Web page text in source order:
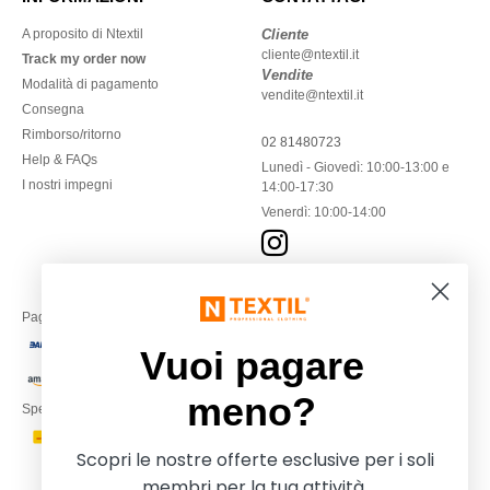
A proposito di Ntextil
Track my order now
Modalità di pagamento
Consegna
Rimborso/ritorno
Help & FAQs
I nostri impegni
Cliente
cliente@ntextil.it
Vendite
vendite@ntextil.it
02 81480723
Lunedì - Giovedì: 10:00-13:00 e
14:00-17:30
Venerdì: 10:00-14:00
Paga con
Spediamo con
Vuoi pagare
meno?
Scopri le nostre offerte esclusive per i soli